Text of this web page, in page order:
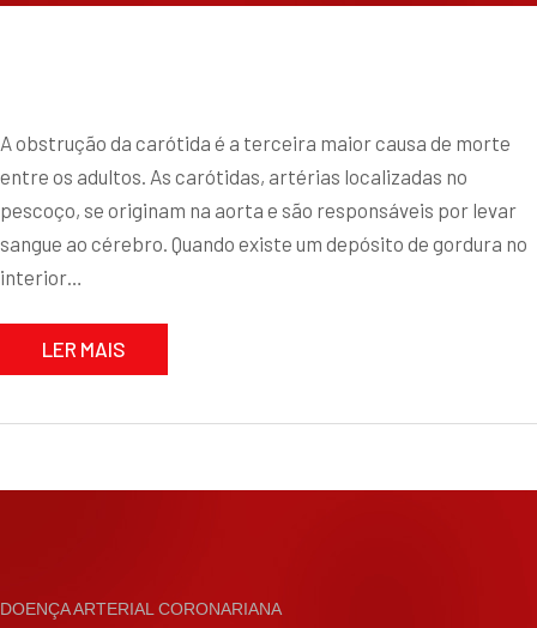
A obstrução da carótida é a terceira maior causa de morte
entre os adultos. As carótidas, artérias localizadas no
pescoço, se originam na aorta e são responsáveis por levar
sangue ao cérebro. Quando existe um depósito de gordura no
interior…
LER MAIS
DOENÇA ARTERIAL CORONARIANA